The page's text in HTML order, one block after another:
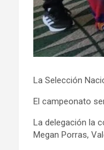
La Selección
El campeonato
La delegación la
Megan Porras,